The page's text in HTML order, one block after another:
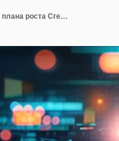
Бизнесмен с разработкой бизнес-стратегии и концепцией плана роста Сгенерированное ИИ изображение